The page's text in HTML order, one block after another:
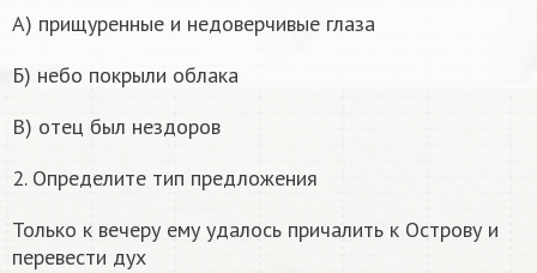
А) прищуренные и недоверчивые глаза
Б) небо покрыли облака
В) отец был нездоров
2. Определите тип предложения
Только к вечеру ему удалось причалить к Острову и
перевести дух